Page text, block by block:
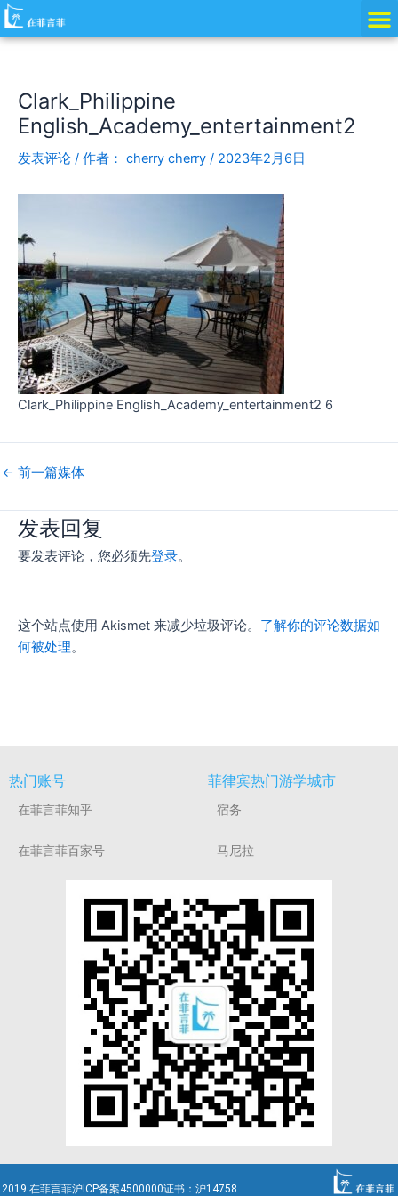
跳
至
Clark_Philippine
English_Academy_entertainment2
发表评论 / 作者： cherry cherry / 2023年2月6日
Clark_Philippine English_Academy_entertainment2 6
Post
navigation
← 前一篇媒体
发表回复
要发表评论，您必须先登录。
这个站点使用 Akismet 来减少垃圾评论。 了解你的评论数据如
何被处理。
热门账号
在菲言菲知乎
在菲言菲百家号
菲律宾热门游学城市
宿务
马尼拉
2019 在菲言菲沪ICP备案4500000证书：沪14758